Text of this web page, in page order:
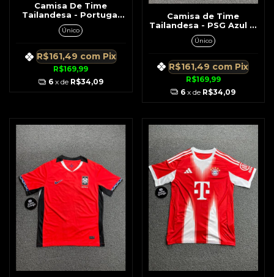
Camisa De Time
Tailandesa - Portugal
Vermelha c/ Detalhe Na
Gola
Único
R$169,99
R$161,49 com Pix
6 x de R$34,09
Camisa de Time
Tailandesa - PSG Azul c/
Detalhes Vermelho e
Branco
Único
R$169,99
R$161,49 com Pix
6 x de R$34,09